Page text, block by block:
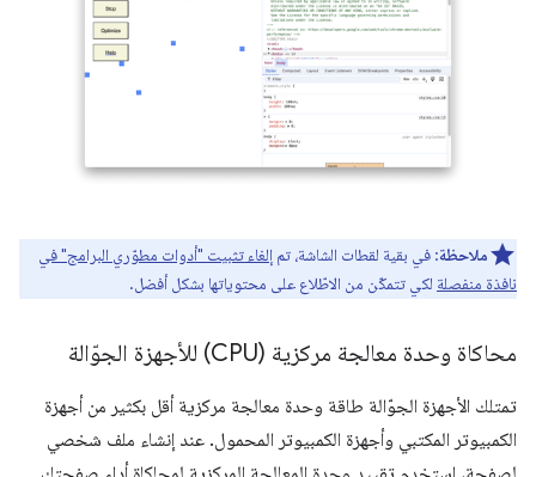
ملاحظة: في بقية لقطات الشاشة، تم إلغاء تثبيت "أدوات مطوّري البرامج" في
نافذة منفصلة لكي تتمكّن من الاطّلاع على محتوياتها بشكل أفضل.
محاكاة وحدة معالجة مركزية (CPU) للأجهزة الجوّالة
تمتلك الأجهزة الجوّالة طاقة وحدة معالجة مركزية أقل بكثير من أجهزة
الكمبيوتر المكتبي وأجهزة الكمبيوتر المحمول. عند إنشاء ملف شخصي